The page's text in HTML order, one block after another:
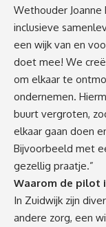
Wethouder Joanne
inclusieve
een wijk van en
doet mee! We
om elkaar te
ondernemen.
buurt vergroten,
elkaar gaan doen
Bijvoorbeeld met
gezellig praatje.”
Waarom de pilot
In Zuidwijk zijn
andere zorg, een